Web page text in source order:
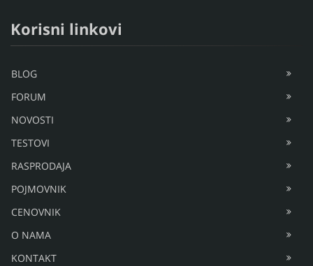
Korisni linkovi
BLOG
FORUM
NOVOSTI
TESTOVI
RASPRODAJA
POJMOVNIK
CENOVNIK
O NAMA
KONTAKT